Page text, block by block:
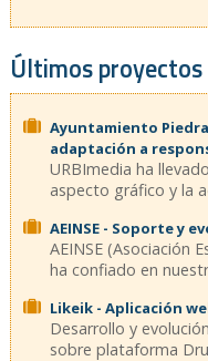
Últimos proyectos
Ayuntamiento
adaptación a
URBImedia ha
aspecto gráfico y la
AEINSE - Soporte y
AEINSE (Asociación
ha confiado en
Likeik - Aplicación
Desarrollo y
sobre plataforma